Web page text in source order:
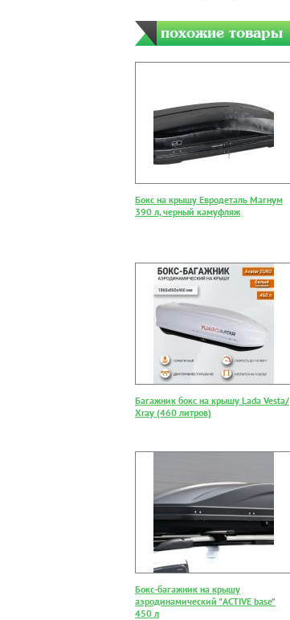
похожие товары
Бокс на крышу Евродеталь Магнум
390 л, черный камуфляж
Багажник бокс на крышу Lada Vesta/
Xray (460 литров)
Бокс-багажник на крышу
аэродинамический "ACTIVE base"
450 л